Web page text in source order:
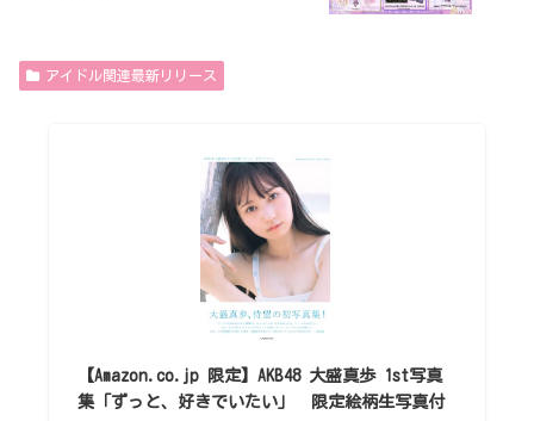
アイドル関連最新リリース
【Amazon.co.jp 限定】AKB48 大盛真歩 1st写真
集「ずっと、好きでいたい」 限定絵柄生写真付